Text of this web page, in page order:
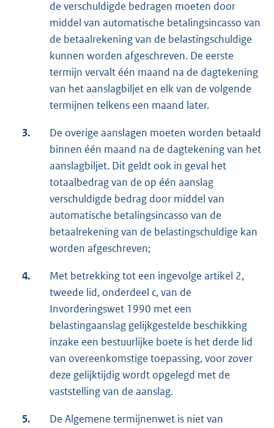
de verschuldigde bedragen moeten door
middel van automatische betalingsincasso van
de betaalrekening van de belastingschuldige
kunnen worden afgeschreven. De eerste
termijn vervalt één maand na de dagtekening
van het aanslagbiljet en elk van de volgende
termijnen telkens een maand later.
3.
De overige aanslagen moeten worden betaald
binnen één maand na de dagtekening van het
aanslagbiljet. Dit geldt ook in geval het
totaalbedrag van de op één aanslag
verschuldigde bedrag door middel van
automatische betalingsincasso van de
betaalrekening van de belastingschuldige kan
worden afgeschreven;
4.
Met betrekking tot een ingevolge artikel 2,
tweede lid, onderdeel c, van de
Invorderingswet 1990 met een
belastingaanslag gelijkgestelde beschikking
inzake een bestuurlijke boete is het derde lid
van overeenkomstige toepassing, voor zover
deze gelijktijdig wordt opgelegd met de
vaststelling van de aanslag.
5.
De Algemene termijnenwet is niet van